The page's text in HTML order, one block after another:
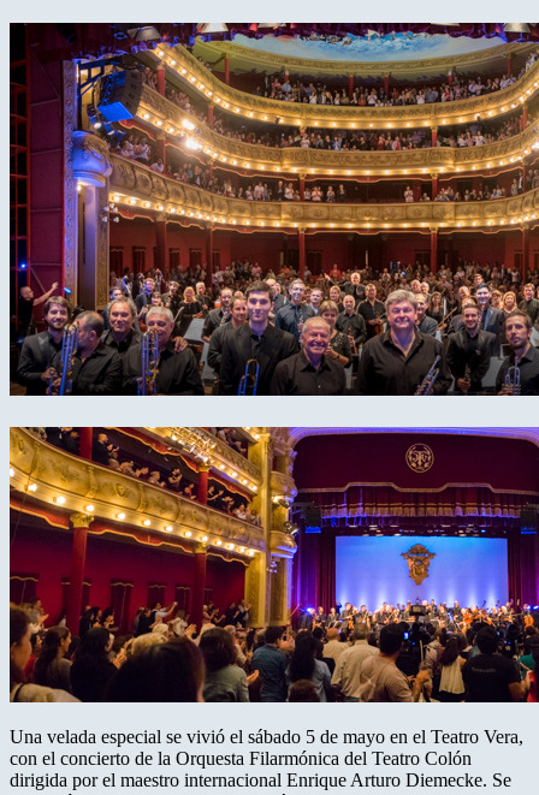
Una velada especial se vivió el sábado 5 de mayo en el Teatro Vera,
con el concierto de la Orquesta Filarmónica del Teatro Colón
dirigida por el maestro internacional Enrique Arturo Diemecke. Se